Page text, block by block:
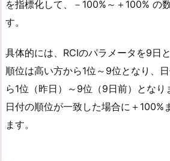
を指標化して、－100%～＋100% の
す。
具体的には、RCIのパラメータを9日
順位は高い方から1位～9位となり、
ら1位（昨日）～9位（9日前）となり
日付の順位が一致した場合に＋100%
ます。